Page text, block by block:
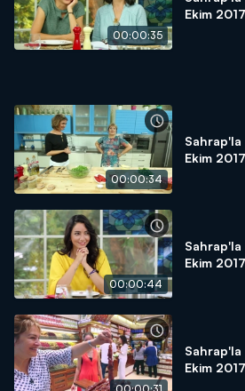
00:00:35
Ekim
00:00:34
Ekim
00:00:44
Ekim
Ekim